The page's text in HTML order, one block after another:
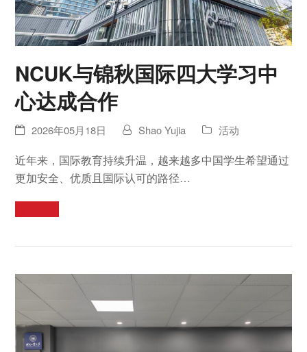
NCUK与锦秋国际四大学习中
心达成合作
2026年05月18日 Shao Yujia 活动
近年来，国际教育持续升温，越来越多中国学生希望通过
更加安全、优质且国际认可的路径…